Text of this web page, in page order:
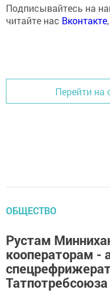
Подписывайтесь на
читайте нас Вконтакте,
Перейти на
ОБЩЕСТВО
Рустам
кооператорам -
Татпотребсоюза